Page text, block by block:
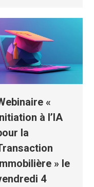
«
à l’IA
la
» le
4